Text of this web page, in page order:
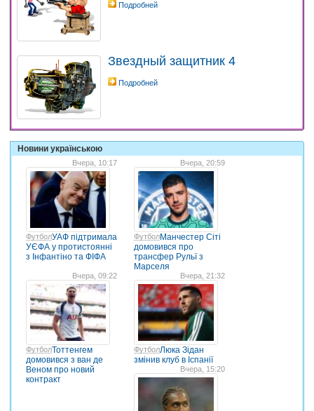
Подробней
Звездный защитник 4
Подробней
Новини українською
Вчера, 10:17
ФутболУАФ підтримала
УЄФА у протистоянні
з Інфантіно та ФІФА
Вчера, 20:59
ФутболМанчестер Сіті
домовився про
трансфер Рульї з
Марселя
Вчера, 09:22
ФутболТоттенгем
домовився з ван де
Веном про новий
контракт
Вчера, 21:32
ФутболЛюка Зідан
змінив клуб в Іспанії
Вчера, 15:20